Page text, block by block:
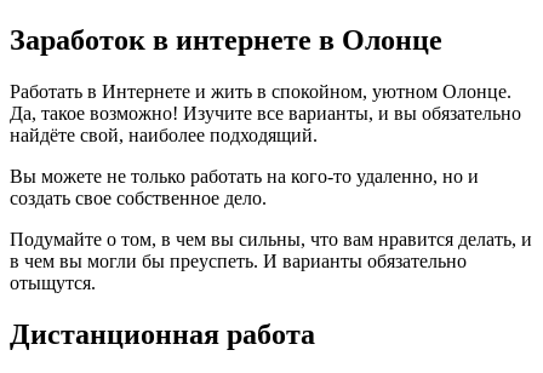
Заработок в интернете в Олонце
Работать в Интернете и жить в спокойном, уютном Олонце.
Да, такое возможно! Изучите все варианты, и вы обязательно
найдёте свой, наиболее подходящий.
Вы можете не только работать на кого-то удаленно, но и
создать свое собственное дело.
Подумайте о том, в чем вы сильны, что вам нравится делать, и
в чем вы могли бы преуспеть. И варианты обязательно
отыщутся.
Дистанционная работа